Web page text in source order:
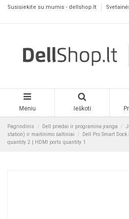
Susisiekite su mumis - dellshop.lt
Meniu Ieškoti
Pagrindinis Dell priedai ir programinė įranga
station) ir maitinimo šaltiniai
Dell Pro Smart
quantity 2 | HDMI ports quantity 1